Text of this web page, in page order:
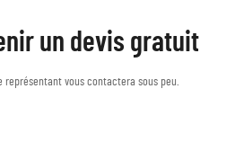
un devis gratuit
représentant vous contactera sous peu.